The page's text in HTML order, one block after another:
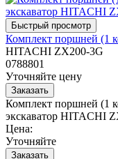
Комплект поршней (1
HITACHI ZX200-3G
0788801
Уточняйте цену
Комплект поршней (1
экскаватор HITACHI
Цена:
Уточняйте